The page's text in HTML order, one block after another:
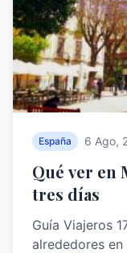
España 6 Ago,
Qué ver en
tres días
Guía Viajeros
alrededores